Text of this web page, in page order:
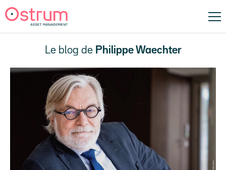
Le blog de Philippe Waechter